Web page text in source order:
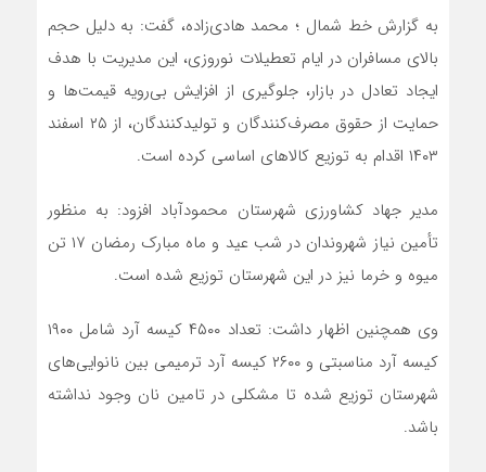
به گزارش خط شمال ؛ محمد هادی‌زاده، گفت: به دلیل حجم
بالای مسافران در ایام تعطیلات نوروزی، این مدیریت با هدف
ایجاد تعادل در بازار، جلوگیری از افزایش بی‌رویه قیمت‌ها و
حمایت از حقوق مصرف‌کنندگان و تولیدکنندگان، از ۲۵ اسفند
۱۴۰۳ اقدام به توزیع کالاهای اساسی کرده است.
مدیر جهاد کشاورزی شهرستان محمودآباد افزود: به منظور
تأمین نیاز شهروندان در شب عید و ماه مبارک رمضان ۱۷ تن
میوه و خرما نیز در این شهرستان توزیع شده است.
وی همچنین اظهار داشت: تعداد ۴۵۰۰ کیسه آرد شامل ۱۹۰۰
کیسه آرد مناسبتی و ۲۶۰۰ کیسه آرد ترمیمی بین نانوایی‌های
شهرستان توزیع شده تا مشکلی در تامین نان وجود نداشته
باشد.